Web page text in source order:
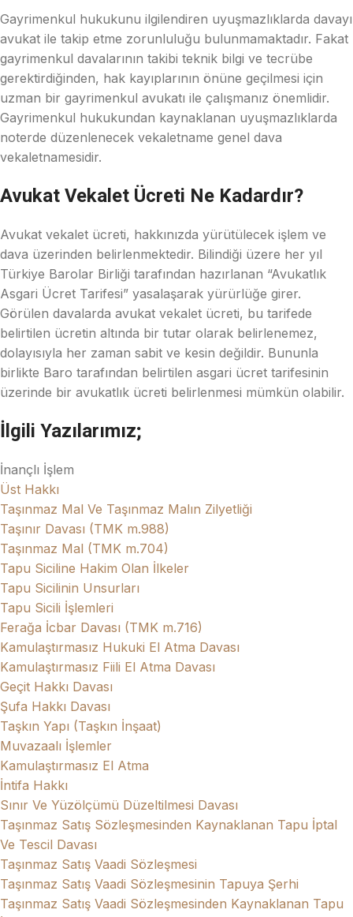
Gayrimenkul hukukunu ilgilendiren uyuşmazlıklarda davayı
avukat ile takip etme zorunluluğu bulunmamaktadır. Fakat
gayrimenkul davalarının takibi teknik bilgi ve tecrübe
gerektirdiğinden, hak kayıplarının önüne geçilmesi için
uzman bir gayrimenkul avukatı ile çalışmanız önemlidir.
Gayrimenkul hukukundan kaynaklanan uyuşmazlıklarda
noterde düzenlenecek vekaletname genel dava
vekaletnamesidir.
Avukat Vekalet Ücreti Ne Kadardır?
Avukat vekalet ücreti, hakkınızda yürütülecek işlem ve
dava üzerinden belirlenmektedir. Bilindiği üzere her yıl
Türkiye Barolar Birliği tarafından hazırlanan “Avukatlık
Asgari Ücret Tarifesi” yasalaşarak yürürlüğe girer.
Görülen davalarda avukat vekalet ücreti, bu tarifede
belirtilen ücretin altında bir tutar olarak belirlenemez,
dolayısıyla her zaman sabit ve kesin değildir. Bununla
birlikte Baro tarafından belirtilen asgari ücret tarifesinin
üzerinde bir avukatlık ücreti belirlenmesi mümkün olabilir.
İlgili Yazılarımız;
İnançlı İşlem
Üst Hakkı
Taşınmaz Mal Ve Taşınmaz Malın Zilyetliği
Taşınır Davası (TMK m.988)
Taşınmaz Mal (TMK m.704)
Tapu Siciline Hakim Olan İlkeler
Tapu Sicilinin Unsurları
Tapu Sicili İşlemleri
Ferağa İcbar Davası (TMK m.716)
Kamulaştırmasız Hukuki El Atma Davası
Kamulaştırmasız Fiili El Atma Davası
Geçit Hakkı Davası
Şufa Hakkı Davası
Taşkın Yapı (Taşkın İnşaat)
Muvazaalı İşlemler
Kamulaştırmasız El Atma
İntifa Hakkı
Sınır Ve Yüzölçümü Düzeltilmesi Davası
Taşınmaz Satış Sözleşmesinden Kaynaklanan Tapu İptal
Ve Tescil Davası
Taşınmaz Satış Vaadi Sözleşmesi
Taşınmaz Satış Vaadi Sözleşmesinin Tapuya Şerhi
Taşınmaz Satış Vaadi Sözleşmesinden Kaynaklanan Tapu